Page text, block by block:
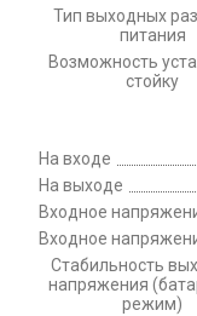
Тип выходных
питания
Возможность
стойку
На входе
На выходе
Входное
Входное
Стабильность
напряжения
режим)